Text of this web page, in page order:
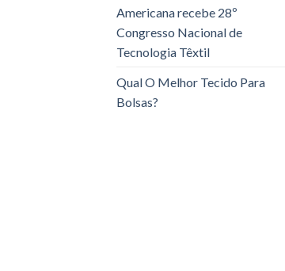
Americana recebe 28º
Congresso Nacional de
Tecnologia Têxtil
Qual O Melhor Tecido Para
Bolsas?